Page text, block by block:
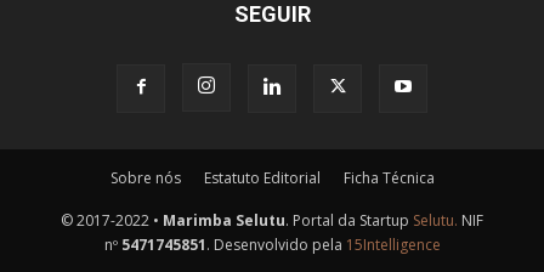
SEGUIR
Sobre nós Estatuto Editorial Ficha Técnica
© 2017-2022 • Marimba Selutu. Portal da Startup Selutu. NIF
nº 5471745851. Desenvolvido pela 15Intelligence